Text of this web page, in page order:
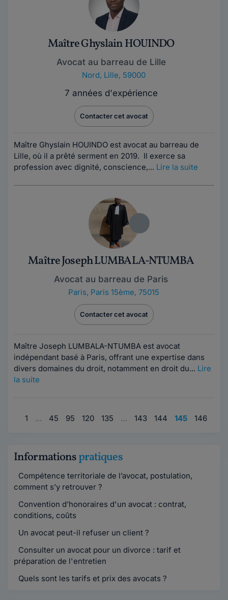
Maître Ghyslain HOUINDO
Avocat au barreau de Lille
Nord, Lille, 59000
7 années d'expérience
Contacter cet avocat
Maître Ghyslain HOUINDO est avocat au barreau de
Lille, où il a prêté serment en 2019. Il exerce sa
profession avec dignité, conscience,... Lire la suite
Maître Joseph LUMBALA-NTUMBA
Avocat au barreau de Paris
Paris, Paris 15ème, 75015
Contacter cet avocat
Maître Joseph LUMBALA-NTUMBA est avocat
indépendant basé à Paris, offrant une expertise dans
divers domaines du droit, notamment en droit du... Lire
la suite
1 … 45 95 120 135 … 143 144 145 146
Informationspratiques
Compétence territoriale de l’avocat, postulation,
comment s’y retrouver ?
Convention d’honoraires d'un avocat : contrat,
conditions, coûts
Un avocat peut-il refuser un client ?
Consulter un avocat pour un divorce : tarif et
préparation de l'entretien
Quels sont les tarifs et prix des avocats ?